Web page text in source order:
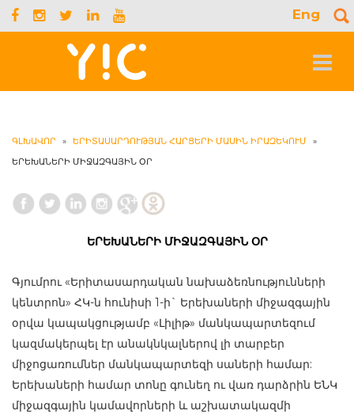
Eng
Toggle
ԳԼԽԱՎՈՐ » ԵՐԻՏԱՍԱՐԴՈՒԹՅԱՆ ՀԱՐՑԵՐԻ ՄԱՍԻՆ ԻՐԱԶԵԿՈՒՄ »
ԵՐԵԽԱՆԵՐԻ ՄԻՋԱԶԳԱՅԻՆ ՕՐ
ԵՐԵԽԱՆԵՐԻ ՄԻՋԱԶԳԱՅԻՆ ՕՐ
Գյումրու «Երիտասարդական նախաձեռնությունների
կենտրոն» ՀԿ-ն հունիսի 1-ի` Երեխաների միջազգային
օրվա կապակցությամբ «Լիլիթ» մանկապարտեզում
կազմակերպել էր անակնկալներով լի տարբեր
միջոցառումներ մանկապարտեզի սաների համար:
Երեխաների համար տոնը գունեղ ու վառ դարձրին ԵՆԿ
միջազգային կամավորների և աշխատակազմի